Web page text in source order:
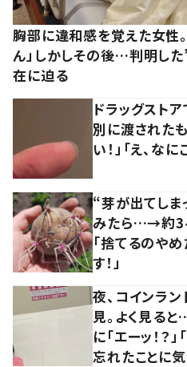
胸部に違和感を覚えた女性
ん」しかしその後…判明し
在に迫る
ドラッグスト
別に渡された
い！」「え、なに
“芽が出てしま
みたら…→約3
「捨てるのやめ
す！」
夜、コインラ
見。よく見る
に「エーッ！？
忘れたことに気